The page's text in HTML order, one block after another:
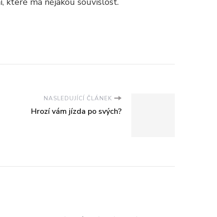
NASLEDUJÍCÍ ČLÁNEK
Hrozí vám jízda po svých?